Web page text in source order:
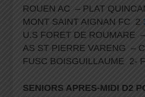
ROUEN AC – PLAT
MONT SAINT AIGNAN FC 2
U.S FORET DE ROUMARE
AS ST PIERRE VARENG –
FUSC BOISGUILLAUME 2-
SENIORS APRES-MIDI D2